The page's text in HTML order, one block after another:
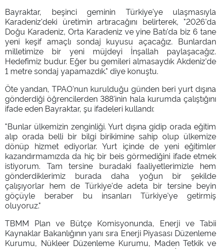
Bayraktar, beşinci geminin Türkiye'ye ulaşmasıyla
Karadeniz'deki üretimin artıracağını belirterek, "2026'da
Doğu Karadeniz, Orta Karadeniz ve yine Batı'da biz 6 tane
yeni keşif amaçlı sondaj kuyusu açacağız. Bunlardan
milletimize bir yeni müjdeyi İnşallah paylaşacağız.
Hedefimiz budur. Eğer bu gemileri almasaydık Akdeniz'de
1 metre sondaj yapamazdık." diye konuştu.
Öte yandan, TPAO'nun kurulduğu günden beri yurt dışına
gönderdiği öğrencilerden 388'inin hala kurumda çalıştığını
ifade eden Bayraktar, şu ifadeleri kullandı:
"Bunlar ülkemizin zenginliği. Yurt dışına gidip orada eğitim
alıp orada belli bir bilgi birikimine sahip olup ülkemize
dönüp hizmet ediyorlar. Yurt içinde de yeni eğitimler
kazandırmamızda da hiç bir beis görmediğini ifade etmek
istiyorum. Tam tersine buradaki faaliyetlerimizle hem
gönderdiklerimiz burada daha yoğun bir şekilde
çalışıyorlar hem de Türkiye'de adeta bir tersine beyin
göçüyle beraber bu insanları Türkiye'ye getirmiş
oluyoruz."
TBMM Plan ve Bütçe Komisyonunda, Enerji ve Tabii
Kaynaklar Bakanlığının yanı sıra Enerji Piyasası Düzenleme
Kurumu, Nükleer Düzenleme Kurumu, Maden Tetkik ve